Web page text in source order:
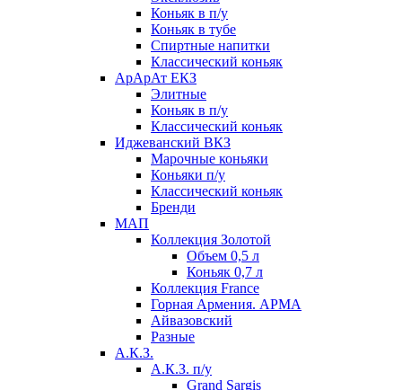
Коньяк в п/у
Коньяк в тубе
Спиртные напитки
Классический коньяк
АрАрАт ЕКЗ
Элитные
Коньяк в п/у
Классический коньяк
Иджеванский ВКЗ
Марочные коньяки
Коньяки п/у
Классический коньяк
Бренди
МАП
Коллекция Золотой
Объем 0,5 л
Коньяк 0,7 л
Коллекция France
Горная Армения. АРМА
Айвазовский
Разные
А.К.З.
А.К.З. п/у
Grand Sargis